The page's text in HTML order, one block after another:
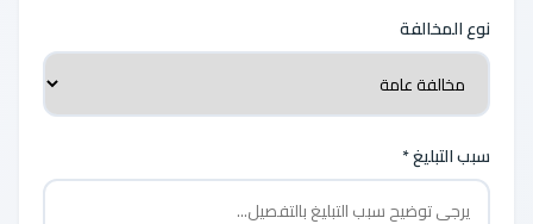
نوع المخالفة
سبب التبليغ *